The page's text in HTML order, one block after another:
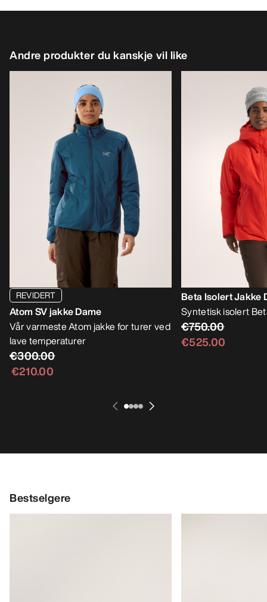
Andre produkter du kanskje vil like
REVIDERT
Atom SV jakke Dame
Vår varmeste Atom jakke for turer ved
lave temperaturer
€300.00
€210.00
Beta Isolert Jakke
Syntetisk isolert
€750.00
€525.00
Bestselgere